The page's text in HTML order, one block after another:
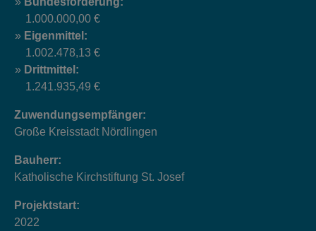
1.000.000,00 €
Eigenmittel:
1.002.478,13 €
Drittmittel:
1.241.935,49 €
Zuwendungsempfänger:
Große Kreisstadt Nördlingen
Bauherr:
Katholische Kirchstiftung St. Josef
Projektstart:
2022